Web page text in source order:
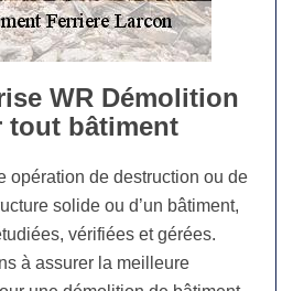
WR Démolition
tout bâtiment
opération de destruction ou de
solide ou d’un bâtiment,
vérifiées et gérées.
à assurer la meilleure